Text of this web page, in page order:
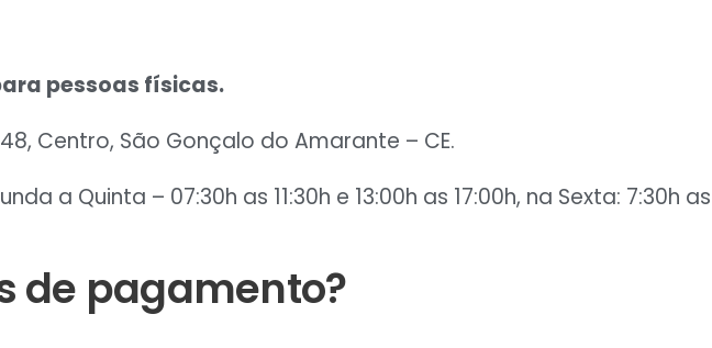
pessoas físicas.
Centro, São Gonçalo do Amarante – CE.
a Quinta – 07:30h as 11:30h e 13:00h as 17:00h, na Sexta: 7:30h as
de pagamento?